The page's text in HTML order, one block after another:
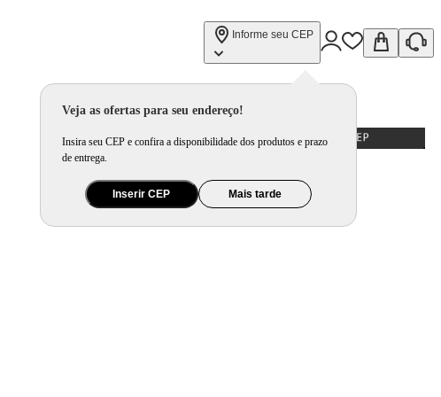
Informe seu CEP
Veja as ofertas para seu endereço!
Insira seu CEP e confira a disponibilidade dos produtos e prazo
de entrega.
Inserir CEP Mais tarde